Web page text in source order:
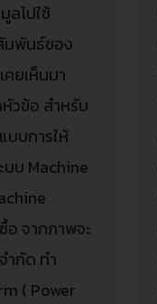
ลไปใช้
มพันธ์ของ
คยเห็นมา
วข้อ สำหรับ
บการให้
บ Machine
อ จากภาพจะ
ำกัด ทำ
( Power